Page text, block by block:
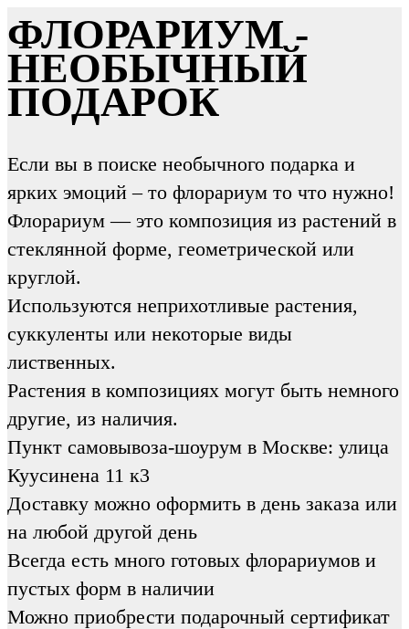
ФЛОРАРИУМ -
НЕОБЫЧНЫЙ
ПОДАРОК
Если вы в поиске необычного подарка и
ярких эмоций – то флорариум то что нужно!
Флорариум — это композиция из растений в
стеклянной форме, геометрической или
круглой.
Используются неприхотливые растения,
суккуленты или некоторые виды
лиственных.
Растения в композициях могут быть немного
другие, из наличия.
Пункт самовывоза-шоурум в Москве: улица
Куусинена 11 к3
Доставку можно оформить в день заказа или
на любой другой день
Всегда есть много готовых флорариумов и
пустых форм в наличии
Можно приобрести подарочный сертификат